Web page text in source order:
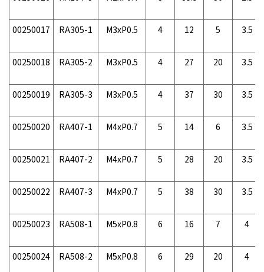
00250017 RA305-1 M3xP0.5 4 12 5 3.5
00250018 RA305-2 M3xP0.5 4 27 20 3.5
00250019 RA305-3 M3xP0.5 4 37 30 3.5
00250020 RA407-1 M4xP0.7 5 14 6 3.5
00250021 RA407-2 M4xP0.7 5 28 20 3.5
00250022 RA407-3 M4xP0.7 5 38 30 3.5
00250023 RA508-1 M5xP0.8 6 16 7 4
00250024 RA508-2 M5xP0.8 6 29 20 4